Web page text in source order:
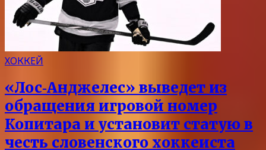
ХОККЕЙ
«Лос‑Анджелес» выведет из
обращения игровой номер
Копитара и установит статую в
честь словенского хоккеиста